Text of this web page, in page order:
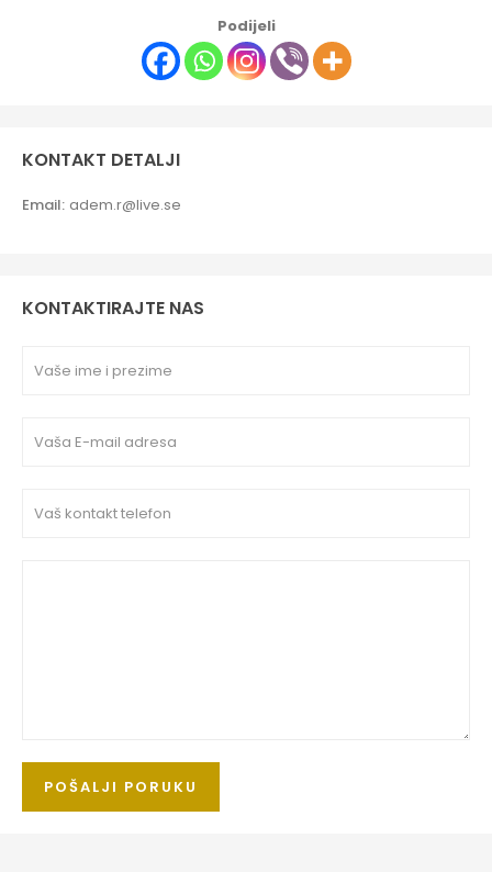
Podijeli
KONTAKT DETALJI
Email: adem.r@live.se
KONTAKTIRAJTE NAS